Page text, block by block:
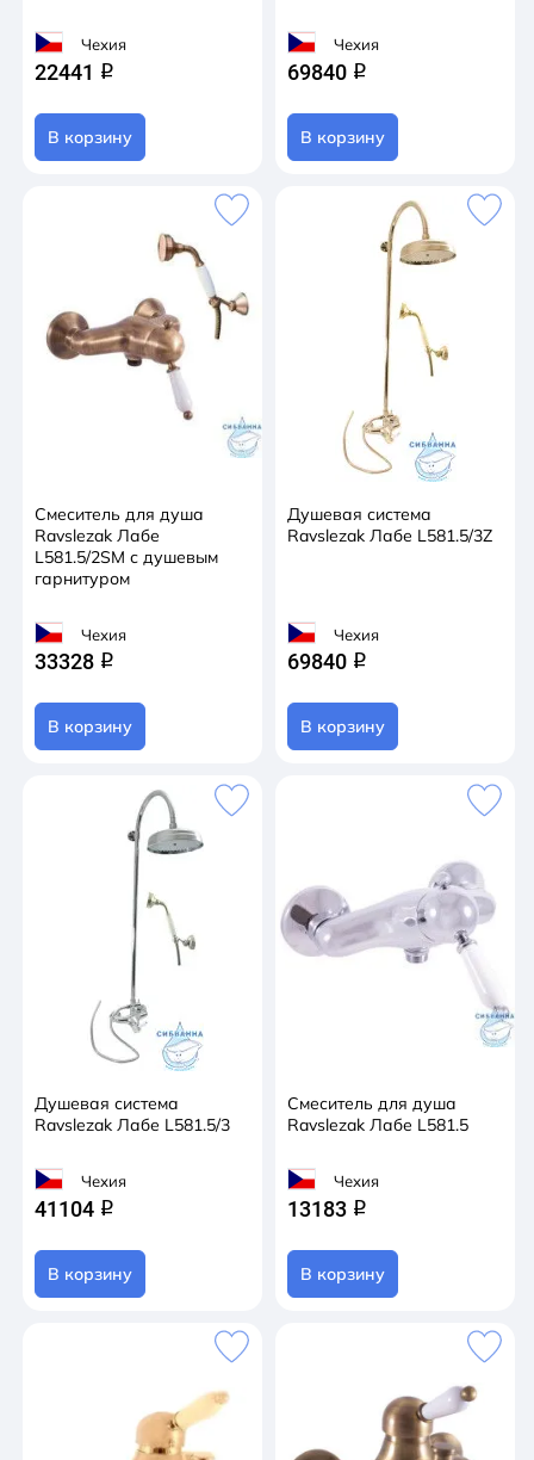
Чехия
22441 q
В корзину
Чехия
69840 q
В корзину
Смеситель для душа
Ravslezak Лабе
L581.5/2SM с душевым
гарнитуром
Чехия
33328 q
В корзину
Душевая система
Ravslezak Лабе L581.5/3Z
Чехия
69840 q
В корзину
Душевая система
Ravslezak Лабе L581.5/3
Чехия
41104 q
В корзину
Смеситель для душа
Ravslezak Лабе L581.5
Чехия
13183 q
В корзину